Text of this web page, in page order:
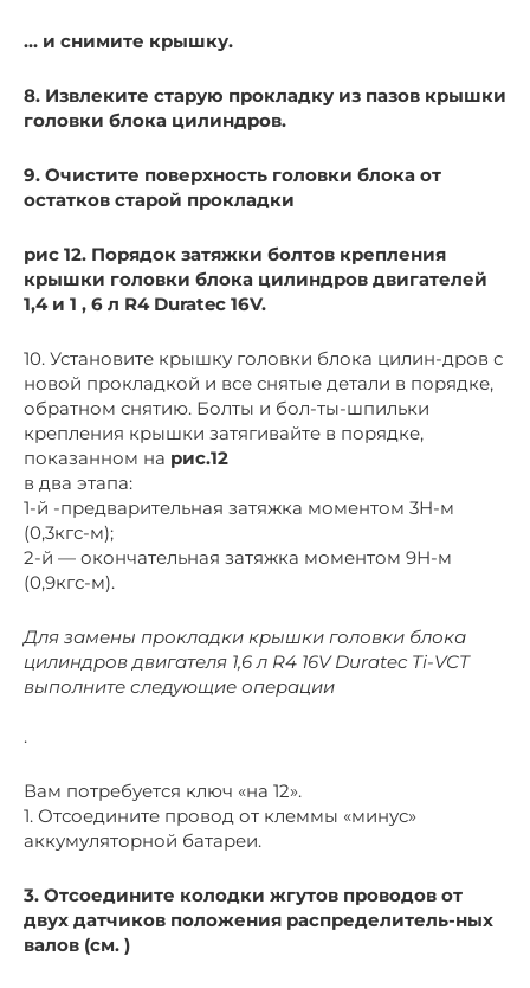
… и снимите крышку.
8. Извлеките старую прокладку из пазов крышки
головки блока цилиндров.
9. Очистите поверхность головки блока от
остатков старой прокладки
рис 12. Порядок затяжки болтов крепления
крышки головки блока цилиндров двигателей
1,4 и 1 , 6 л R4 Duratec 16V.
10. Установите крышку головки блока цилин-дров с
новой прокладкой и все снятые детали в порядке,
обратном снятию. Болты и бол-ты-шпильки
крепления крышки затягивайте в порядке,
показанном на рис.12
в два этапа:
1-й -предварительная затяжка моментом 3Н-м
(0,3кгс-м);
2-й — окончательная затяжка моментом 9Н-м
(0,9кгс-м).
Для замены прокладки крышки головки блока
цилиндров двигателя 1,6 л R4 16V Duratec Ti-VCT
выполните следующие операции
.
Вам потребуется ключ «на 12».
1. Отсоедините провод от клеммы «минус»
аккумуляторной батареи.
3. Отсоедините колодки жгутов проводов от
двух датчиков положения распределитель-ных
валов (см. )